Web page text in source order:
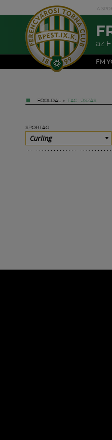
az
FM
FŐOLDAL » TAG: ÚSZÁS
SPORTÁG
Curling